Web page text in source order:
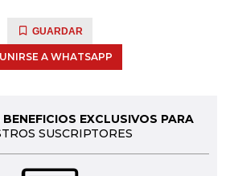
GUARDAR
UNIRSE A WHATSAPP
EXCLUSIVOS PARA
SUSCRIPTORES